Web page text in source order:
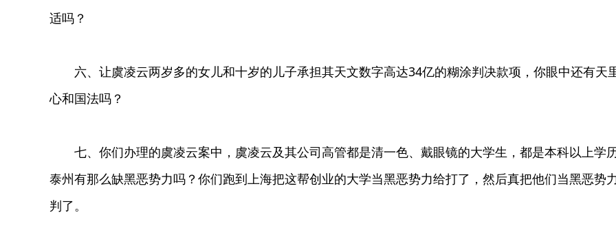
适吗？
六、让虞凌云两岁多的女儿和十岁的儿子承担其天文数字高达34亿的糊涂判决款项，你眼中还有天
心和国法吗？
七、你们办理的虞凌云案中，虞凌云及其公司高管都是清一色、戴眼镜的大学生，都是本科以上学历
泰州有那么缺黑恶势力吗？你们跑到上海把这帮创业的大学当黑恶势力给打了，然后真把他们当黑恶势
判了。